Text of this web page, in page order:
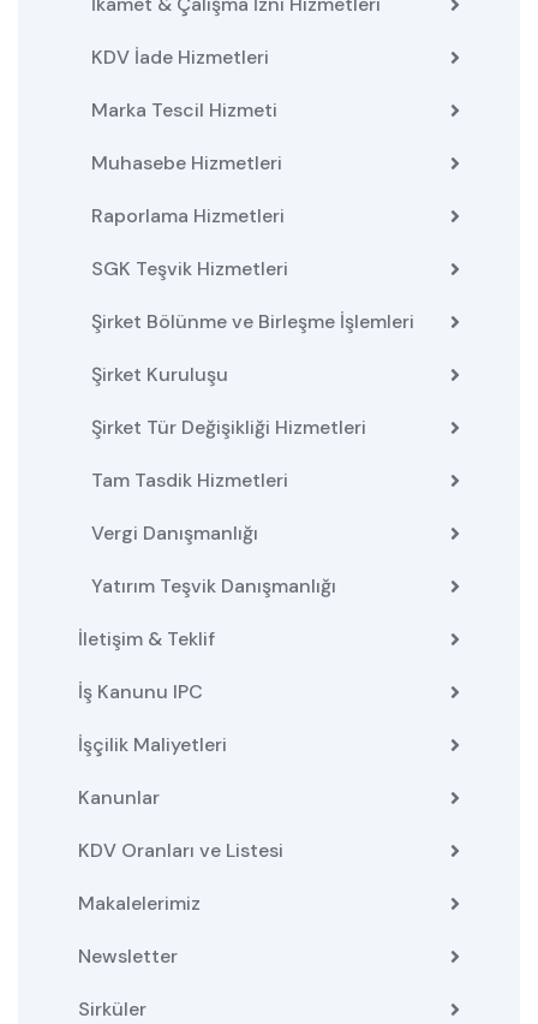
KDV İade Hizmetleri
Marka Tescil Hizmeti
Muhasebe Hizmetleri
Raporlama Hizmetleri
SGK Teşvik Hizmetleri
Şirket Bölünme ve Birleşme İşlemleri
Şirket Kuruluşu
Şirket Tür Değişikliği Hizmetleri
Tam Tasdik Hizmetleri
Vergi Danışmanlığı
Yatırım Teşvik Danışmanlığı
İletişim & Teklif
İş Kanunu IPC
İşçilik Maliyetleri
Kanunlar
KDV Oranları ve Listesi
Makalelerimiz
Newsletter
Sirküler